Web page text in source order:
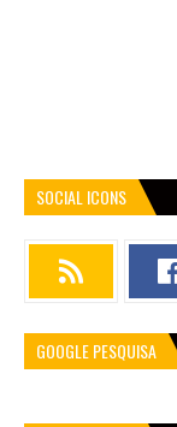
SOCIAL ICONS
GOOGLE PESQUISA